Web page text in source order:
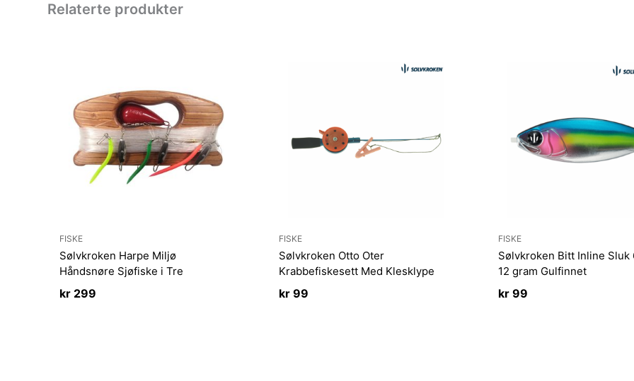
Relaterte produkter
FISKE
Sølvkroken Harpe Miljø
Håndsnøre Sjøfiske i Tre
kr 299
FISKE
Sølvkroken Otto Oter
Krabbefiskesett Med Klesklype
kr99
FISKE
Sølvkroken Bitt Inline Sluk
12 gram Gulfinnet
kr99